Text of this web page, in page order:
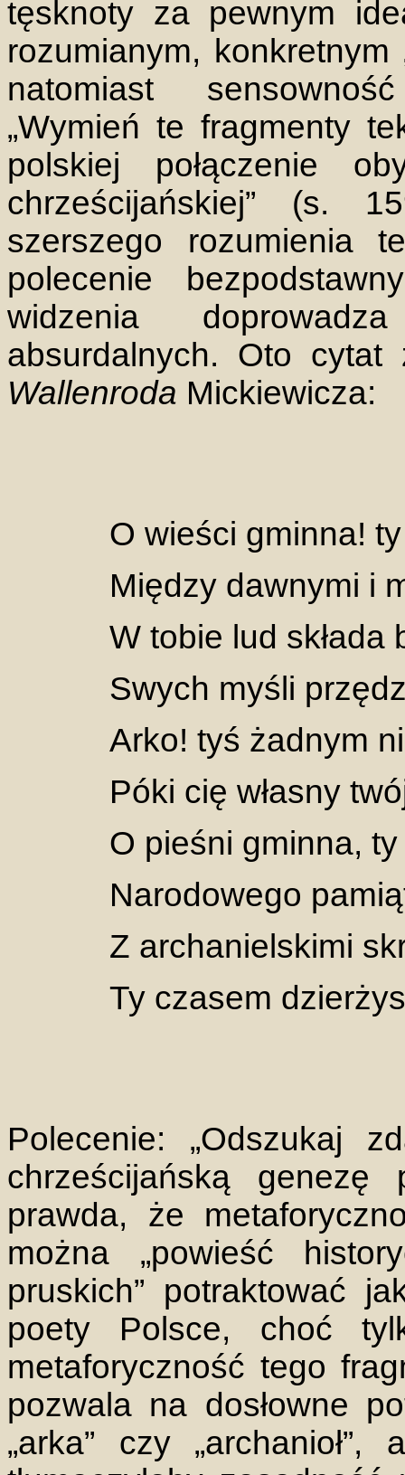
tęsknoty za pewnym
rozumianym,
natomiast
„Wymień te fragmenty
polskiej połączenie
chrześcijańskiej” (s.
szerszego rozumienia
polecenie
widzenia
absurdalnych. Oto
Wallenroda Mickiewicza:
O wieści gminna!
Między dawnymi i
W tobie lud
Swych myśli
Arko! tyś żadnym
Póki cię własny
O pieśni gminna,
Narodowego
Z archanielskimi
Ty czasem
Polecenie: „Odszukaj
chrześcijańską
prawda, że
można „powieść
pruskich” potraktować
poety Polsce, choć
metaforyczność tego
pozwala na dosłowne
„arka” czy